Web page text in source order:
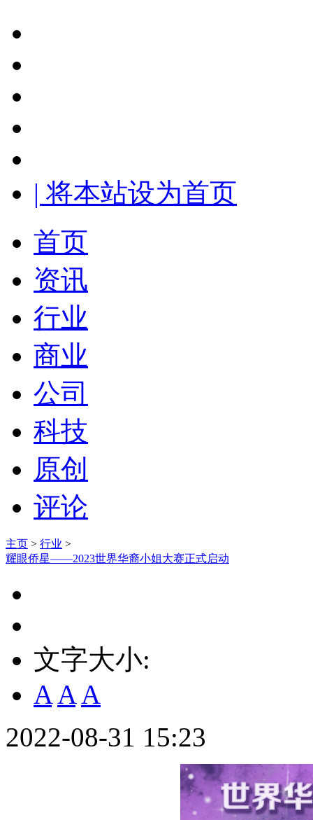
| 将本站设为首页
首页
资讯
行业
商业
公司
科技
原创
评论
主页 > 行业 >
耀眼侨星——2023世界华裔小姐大赛正式启动
文字大小:
A A A
2022-08-31 15:23